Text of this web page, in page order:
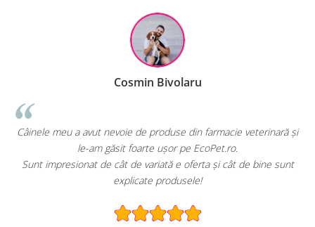
Cosmin Bivolaru
a avut nevoie de produse din farmacie veterinară și
le-am găsit foarte ușor pe EcoPet.ro.
de cât de variată e oferta și cât de bine sunt
explicate produsele!
EcoPet.ro
E greu să